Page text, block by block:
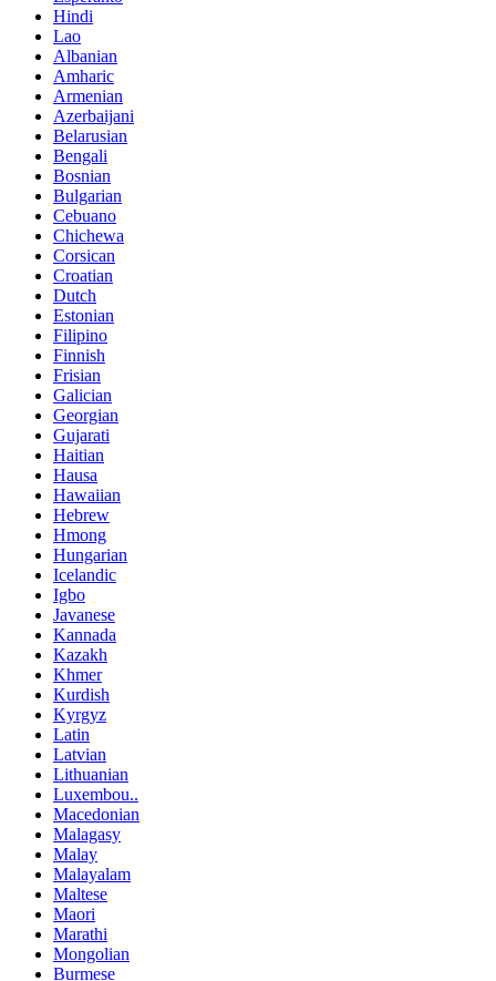
Hindi
Lao
Albanian
Amharic
Armenian
Azerbaijani
Belarusian
Bengali
Bosnian
Bulgarian
Cebuano
Chichewa
Corsican
Croatian
Dutch
Estonian
Filipino
Finnish
Frisian
Galician
Georgian
Gujarati
Haitian
Hausa
Hawaiian
Hebrew
Hmong
Hungarian
Icelandic
Igbo
Javanese
Kannada
Kazakh
Khmer
Kurdish
Kyrgyz
Latin
Latvian
Lithuanian
Luxembou..
Macedonian
Malagasy
Malay
Malayalam
Maltese
Maori
Marathi
Mongolian
Burmese